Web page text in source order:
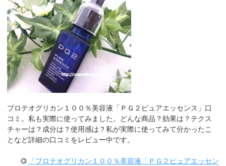
プロテオグリカン１００％美容液「ＰＧ２ピュアエッセンス」口
コミ。私も実際に使ってみました。どんな商品？効果は？テクス
チャーは？成分は？使用感は？私が実際に使ってみて分かったこ
となど詳細の口コミをレビュー中です。
「プロテオグリカン１００％美容液「ＰＧ２ピュアエッセン